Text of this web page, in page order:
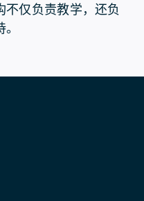
仅负责教学，还负